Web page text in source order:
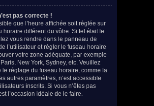
pas correcte !
que l’heure affichée soit réglée sur
horaire différent du vôtre. Si tel était le
vous rendre dans le panneau de
l’utilisateur et régler le fuseau horaire
votre zone adéquate, par exemple
New York, Sydney, etc. Veuillez
le réglage du fuseau horaire, comme la
autres paramètres, n’est accessible
inscrits. Si vous n’êtes pas
l’occasion idéale de le faire.